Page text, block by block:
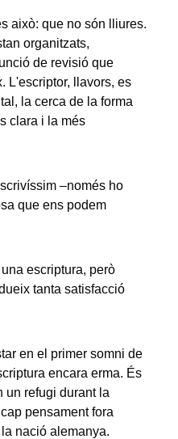
això: que no són lliures.
organitzats,
de revisió que
L'escriptor, llavors, es
la cerca de la forma
clara i la més
–només ho
que ens podem
escriptura, però
tanta satisfacció
en el primer somni de
encara erma. És
un refugi durant la
pensament fora
nació alemanya.